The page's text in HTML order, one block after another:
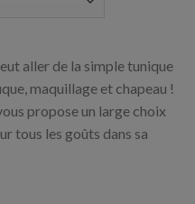
aller de la simple tunique
maquillage et chapeau !
propose un large choix
tous les goûts dans sa